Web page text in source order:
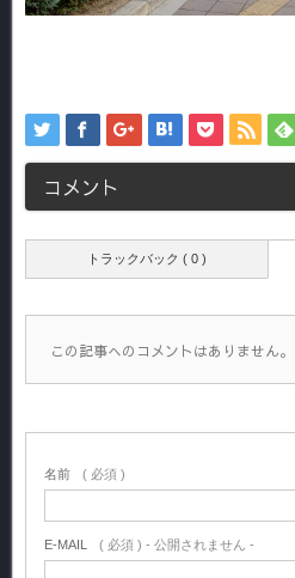
コメント
トラックバック ( 0 )
この記事へのコメントはありません。
名前 ( 必須 )
E-MAIL ( 必須 ) - 公開されません -